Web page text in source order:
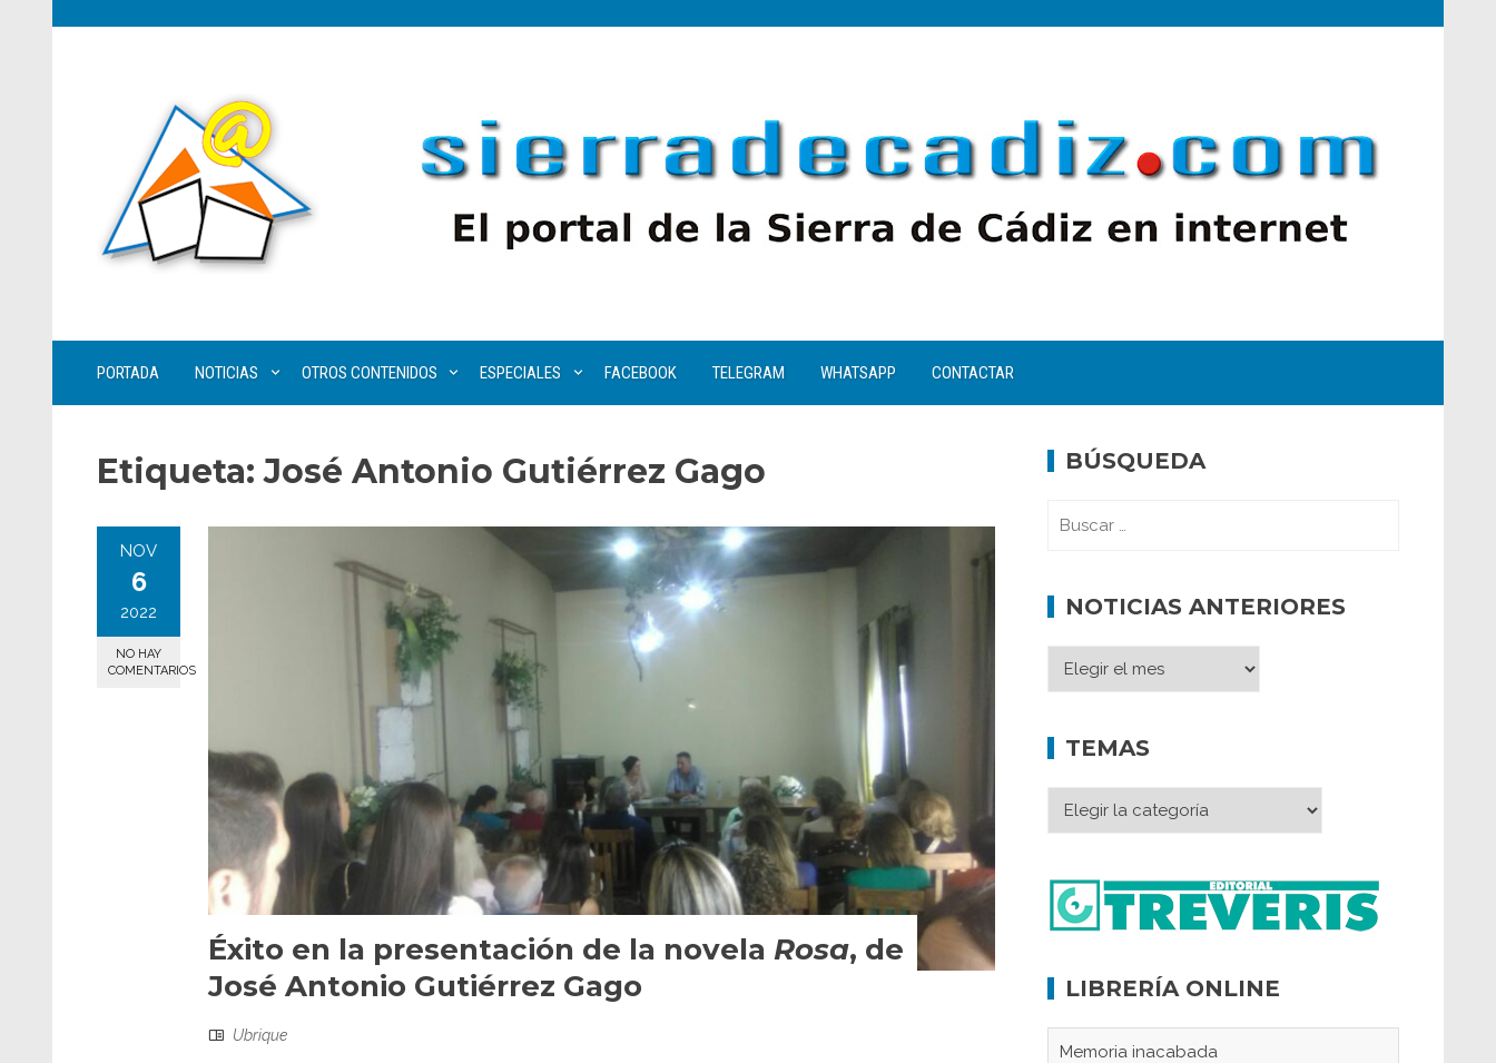
PORTADA NOTICIAS OTROS CONTENIDOS ESPECIALES FACEBOOK TELEGRAM WHATSAPP CONTACTAR
Etiqueta:José Antonio Gutiérrez Gago
NOV
6
2022
NO HAY
COMENTARIOS
Éxito en la presentación de la novela Rosa, de
José Antonio Gutiérrez Gago
Ubrique
BÚSQUEDA
NOTICIAS ANTERIORES
TEMAS
LIBRERÍA ONLINE
Memoria inacabada